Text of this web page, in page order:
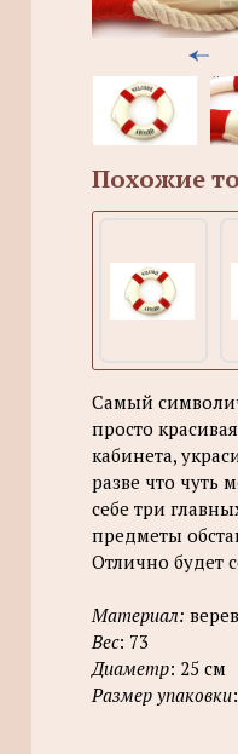
Похожие
Самый
просто
кабинета,
разве что чуть
себе три
предметы
Отлично будет
Материал:
Вес: 73
Диаметр: 25 см
Размер упаковки